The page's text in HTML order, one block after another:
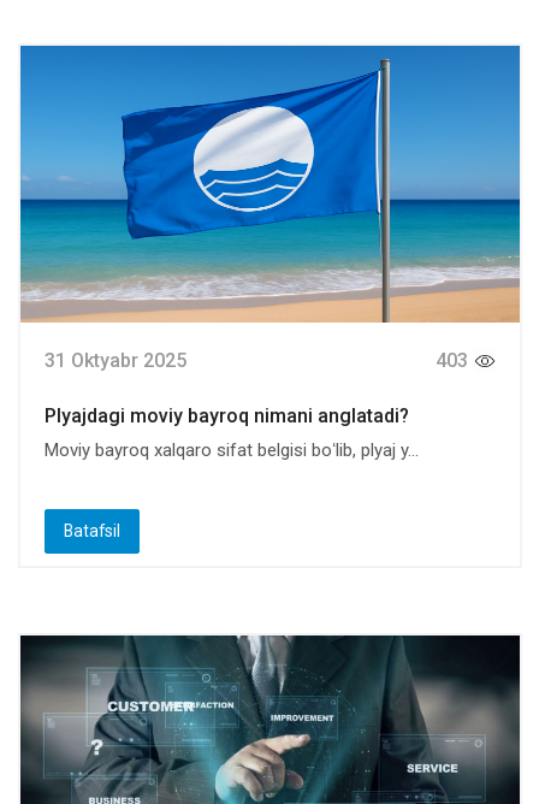
31 Oktyabr 2025 403
Plyajdagi moviy bayroq nimani anglatadi?
Moviy bayroq xalqaro sifat belgisi boʻlib, plyaj y...
Batafsil